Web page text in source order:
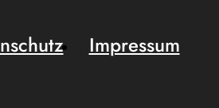
Impressum